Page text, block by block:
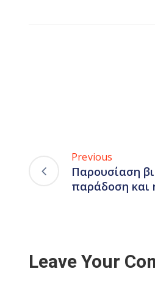
Previous
Παρουσίαση
παράδοση και
Leave Your